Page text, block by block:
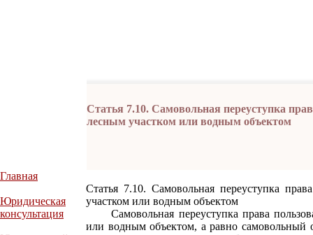
Статья 7.10. Самовольная переуступка
лесным участком или водным объектом
Главная
Юридическая
консультация
Статья 7.10. Самовольная переуступка
участком или водным объектом
Самовольная переуступка права
или водным объектом, а равно самовольный